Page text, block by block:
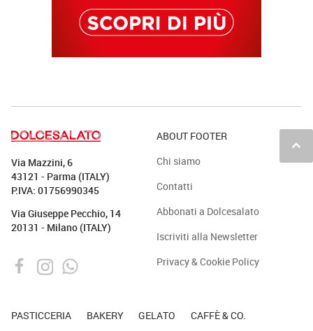
keyboard_arrow_up
Via Mazzini, 6
43121 - Parma (ITALY)
P.IVA: 01756990345
Via Giuseppe Pecchio, 14
20131 - Milano (ITALY)
ABOUT FOOTER
Chi siamo
Contatti
Abbonati a Dolcesalato
Iscriviti alla Newsletter
Privacy & Cookie Policy
PASTICCERIA BAKERY GELATO CAFFÈ & CO.